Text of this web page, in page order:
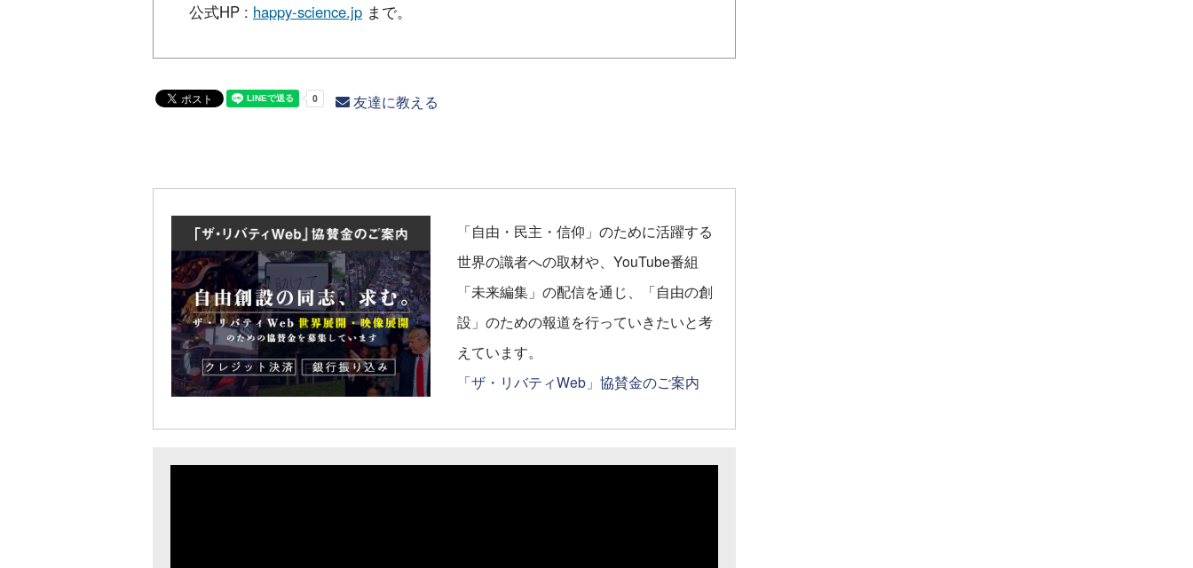
公式HP : happy-science.jp まで。
友達に教える
「自由・民主・信仰」のために活躍する
世界の識者への取材や、YouTube番組
「未来編集」の配信を通じ、「自由の創
設」のための報道を行っていきたいと考
えています。
「ザ・リバティWeb」協賛金のご案内